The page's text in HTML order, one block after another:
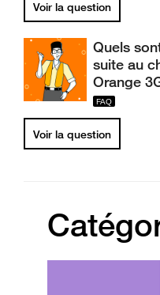
Voir la question
Quels
suite au
Orange
Voir la question